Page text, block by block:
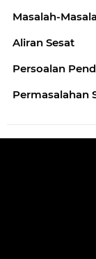
Masalah-
Aliran Sesat
Persoalan
Permasalahan